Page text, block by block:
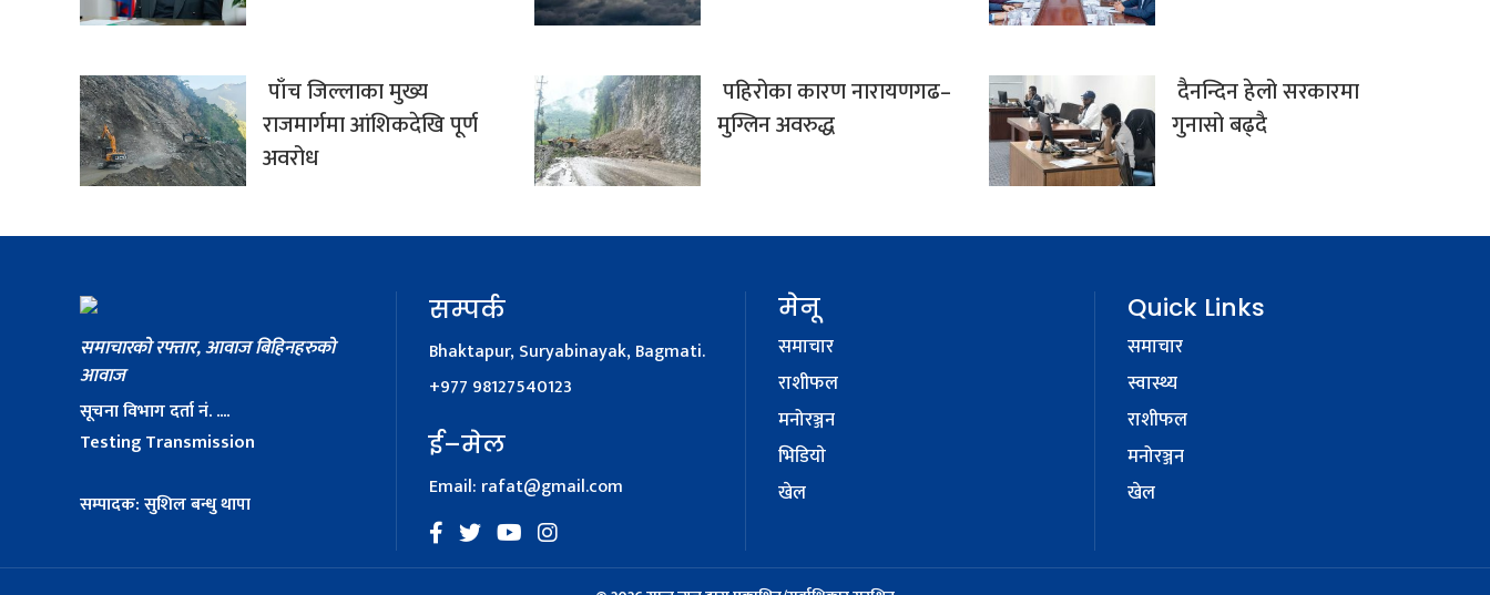
पाँच जिल्लाका मुख्य
राजमार्गमा आंशिकदेखि पूर्ण
अवरोध
पहिरोका कारण नारायणगढ–
मुग्लिन अवरुद्ध
दैनन्दिन हेलो सरकारमा
गुनासो बढ्दै
समाचारको रफ्तार, आवाज बिहिनहरुको
आवाज
सूचना विभाग दर्ता नं. ....
Testing Transmission
सम्पादक: सुशिल बन्धु थापा
सम्पर्क
Bhaktapur, Suryabinayak, Bagmati.
+977 98127540123
ई–मेल
Email: rafat@gmail.com
मेनू
समाचार
राशीफल
मनोरञ्जन
भिडियाे
खेल
Quick Links
समाचार
स्वास्थ्य
राशीफल
मनोरञ्जन
खेल